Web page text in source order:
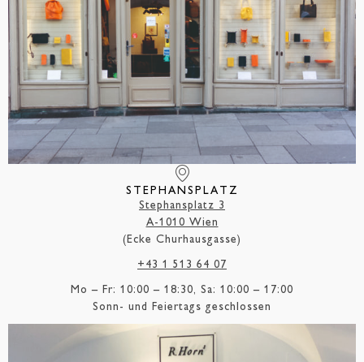
STEPHANSPLATZ
Stephansplatz 3
A-1010 Wien
(Ecke Churhausgasse)
+43 1 513 64 07
Mo – Fr: 10:00 – 18:30, Sa: 10:00 – 17:00
Sonn- und Feiertags geschlossen